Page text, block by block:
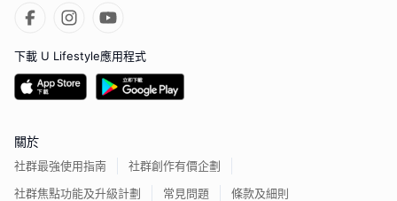
下載 U Lifestyle應用程式
關於
社群最強使用指南
社群創作有價企劃
社群焦點功能及升級計劃
常見問題 條款及細則